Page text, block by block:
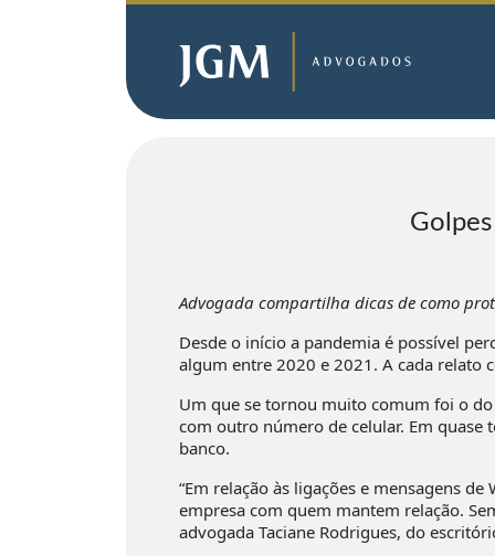
Advogada compartilha dicas de como
Desde o início a pandemia é possível
algum entre 2020 e 2021. A cada relato
Um que se tornou muito comum foi o
com outro número de celular. Em
banco.
“Em relação às ligações e mensagens
empresa com quem mantem relação.
advogada Taciane Rodrigues, do